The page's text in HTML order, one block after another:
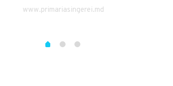
www.primariasingerei.md